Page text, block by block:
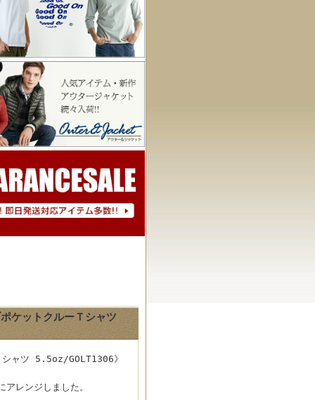
ケットクルーＴシャツ
ャツ 5.5oz/GOLT1306》
レンジしました。